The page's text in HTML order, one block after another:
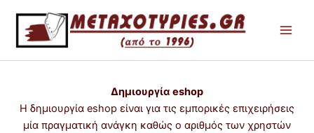
περιεχόμενο
Δημιουργία eshop
Η δημιουργία eshop είναι για τις εμπορικές επιχειρήσεις
μία πραγματική ανάγκη καθώς ο αριθμός των χρηστών